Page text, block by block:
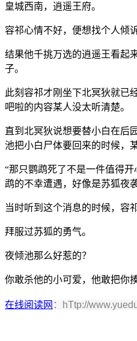
皇城西南，逍遥王府。
容祁心情不好，便想找个人倾
结果他千挑万选的逍遥王看起
子。
此刻容祁才刚坐下北冥狄就已
吧啦的内容某人没太听清楚。
直到北冥狄说想要替小白在后
池把小白尸体要回来的时候，
“那只鹦鹉死了不是一件值得
鹉的不幸遭遇，好像是苏狐夜
当时听到这个消息的时候，容
拜服过苏狐的勇气。
夜倾池那么好惹的？
你敢杀他的小可爱，他敢把
在线阅读网 ：hTtp://